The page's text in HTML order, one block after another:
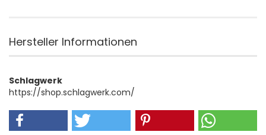
Hersteller Informationen
Schlagwerk
https://shop.schlagwerk.com/